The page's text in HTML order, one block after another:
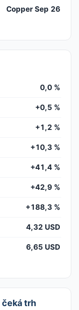
Copper Sep 26
0,0 %
+0,5 %
+1,2 %
+10,3 %
+41,4 %
+42,9 %
+188,3 %
4,32 USD
6,65 USD
čeká trh